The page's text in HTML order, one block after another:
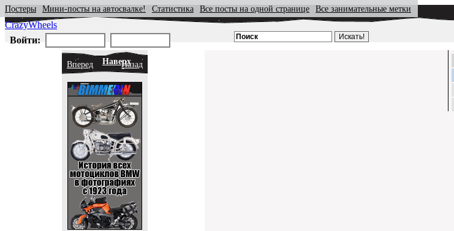
CrazyWheels
Постеры Мини-посты на автосвалке! Статистика Все посты на одной странице Все занимательные метки
Войти:
Вперед НаверхНазад